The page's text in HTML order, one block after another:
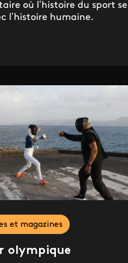
où l’histoire du sport se
l’histoire humaine.
et magazines
olympique